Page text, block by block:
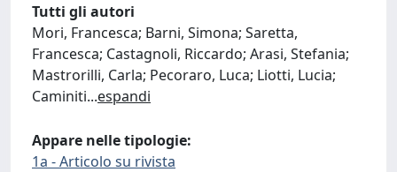
Tutti gli autori
Mori, Francesca; Barni, Simona; Saretta,
Francesca; Castagnoli, Riccardo; Arasi, Stefania;
Mastrorilli, Carla; Pecoraro, Luca; Liotti, Lucia;
Caminiti...espandi
Appare nelle tipologie:
1a - Articolo su rivista